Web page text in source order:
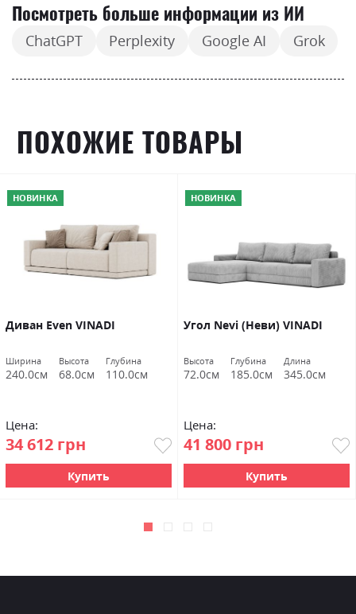
Посмотреть больше информации из ИИ
ChatGPT Perplexity Google AI Grok
ПОХОЖИЕ ТОВАРЫ
НОВИНКА
Диван Even VINADI
Ширина
240.0см
Высота
68.0см
Глубина
110.0см
Цена:
34 612 грн
Купить
НОВИНКА
Угол Nevi (Неви) VINADI
Высота
72.0см
Глубина
185.0см
Длина
345.0см
Цена:
41 800 грн
Купить